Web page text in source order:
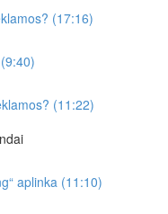
(17:16)
(11:22)
aplinka (11:10)